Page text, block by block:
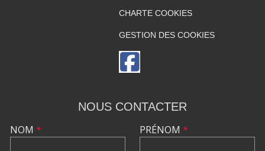
CHARTE COOKIES
GESTION DES COOKIES
NOUS CONTACTER
NOM * PRÉNOM *